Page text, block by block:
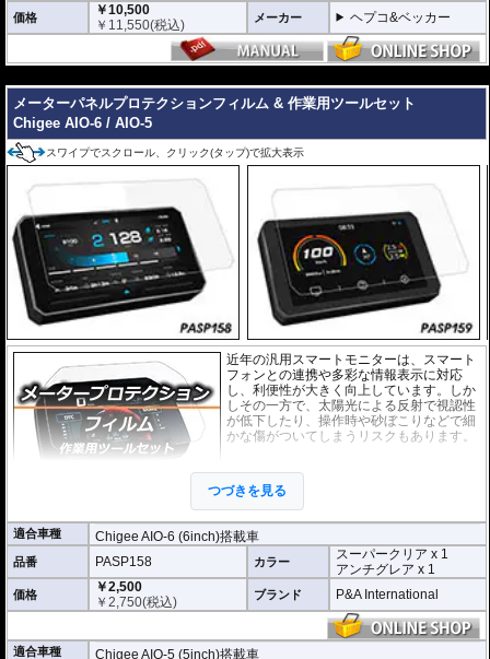
価格
￥10,500
￥ 11,550(税込) メーカー ヘプコ&ベッカー
メーターパネルプロテクションフィルム & 作業用ツールセット
Chigee AIO-6 / AIO-5
スワイプでスクロール、クリック(タップ)で拡大表示
近年の汎用スマートモニターは、スマート
フォンとの連携や多彩な情報表示に対応
し、利便性が大きく向上しています。しか
しその一方で、太陽光による反射で視認性
が低下したり、操作時や砂ぼこりなどで細
かな傷がついてしまうリスクもあります。
汚れからディスプレイを保護します。
トには２枚のフィルム(スーパークリアとア
ンチグレア)が入っており
合わせたものをご利用いただけます。
スーパークリア :
耐摩耗性が非常に高く、
透明性の高いフィルム。貼り付けてしまう
と画面になじみ、フィルムの存在がほとん
どわからなくなります。
マット仕上げが施され、太
陽光などによる反射を軽減。視認性の低下
つづきを見る
適合車種 Chigee AIO-6 (6inch)搭載車
品番 PASP158 カラー
スーパークリア x 1
アンチグレア x 1
価格
￥2,500
￥2,750(税込) ブランド P&A International
適合車種 Chigee AIO-5 (5inch)搭載車